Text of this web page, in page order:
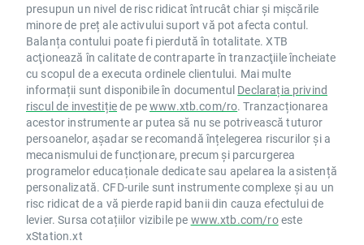
presupun un nivel de risc ridicat întrucât chiar și mișcările
minore de preț ale activului suport vă pot afecta contul.
Balanța contului poate fi pierdută în totalitate. XTB
acţionează în calitate de contraparte în tranzacţiile încheiate
cu scopul de a executa ordinele clientului. Mai multe
informații sunt disponibile în documentul Declarația privind
riscul de investițiede pewww.xtb.com/ro. Tranzacționarea
acestor instrumente ar putea să nu se potrivească tuturor
persoanelor, așadar se recomandă înțelegerea riscurilor și a
mecanismului de funcționare, precum și parcurgerea
programelor educaționale dedicate sau apelarea la asistență
personalizată. CFD-urile sunt instrumente complexe și au un
risc ridicat de a vă pierde rapid banii din cauza efectului de
levier. Sursa cotațiilor vizibile pe www.xtb.com/roeste
xStation.xt